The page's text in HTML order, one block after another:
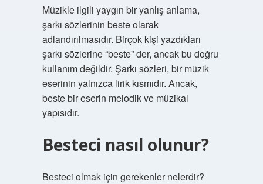
Müzikle ilgili yaygın bir yanlış anlama,
şarkı sözlerinin beste olarak
adlandırılmasıdır. Birçok kişi yazdıkları
şarkı sözlerine “beste” der, ancak bu doğru
kullanım değildir. Şarkı sözleri, bir müzik
eserinin yalnızca lirik kısmıdır. Ancak,
beste bir eserin melodik ve müzikal
yapısıdır.
Besteci nasıl olunur?
Besteci olmak için gerekenler nelerdir?